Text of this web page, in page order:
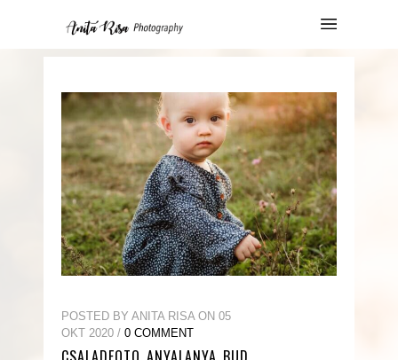
POSTED BY ANITA RISA ON 05
OKT 2020 / 0 COMMENT